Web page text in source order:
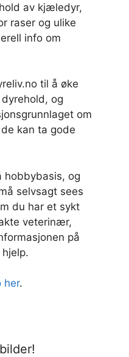
av kjæledyr,
raser og ulike
info om
til å øke
og
om
kan ta gode
hobbybasis, og
selvsagt sees
du har et sykt
veterinær,
på
her.